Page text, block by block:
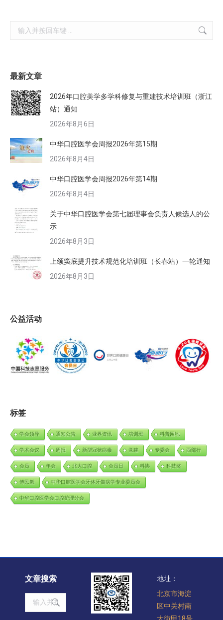
Search:
最新文章
2026年口腔美学多学科修复与重建技术培训班（浙江
站）通知
2026年8月6日
中华口腔医学会周报2026年第15期
2026年8月4日
中华口腔医学会周报2026年第14期
2026年8月4日
关于中华口腔医学会第七届理事会负责人候选人的公
示
2026年8月3日
上颌窦底提升技术规范化培训班（长春站）一轮通知
2026年8月3日
公益活动
标签
学会领导 通知公告 业界资讯 培训班 科普园地
学术会议 周报 新型冠状病毒 党建 专委会 西部行
会员 年会 北大口腔 会员日 科协 科技奖
傅民魁 中华口腔医学会牙体牙髓病学专业委员会
中华口腔医学会口腔护理分会
文章搜索
Search:
地址：
北京市海淀
区中关村南
大街甲18号